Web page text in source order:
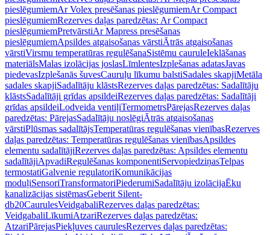
pieslēgumiemAr Volex presēšanas pieslēgumiemAr Compact
pieslēgumiemRezerves daļas paredzētas: Ar Compact
pieslēgumiemPretvārstiAr Mapress presēšanas
pieslēgumiemApsildes atgaisošanas vārstiĀtrās atgaisošanas
vārstiVirsmu temperatūras regulēšanaSistēmu cauruleIeklāšanas
materiālsMalas izolācijas joslasLīmlentesIzplešanas adatasJavas
piedevasIzplešanās šuvesCauruļu līkumu balstiSadales skapjiMetāla
sadales skapjiSadalītāju klāstsRezerves daļas paredzētas: Sadalītāju
klāstsSadalītāji grīdas apsildeiRezerves daļas paredzētas: Sadalītāji
grīdas apsildeiLodveida ventiļiTermometrsPārejasRezerves daļas
paredzētas: PārejasSadalītāju noslēgiĀtrās atgaisošanas
vārstiPlūsmas sadalītājsTemperatūras regulēšanas vienībasRezerves
daļas paredzētas: Temperatūras regulēšanas vienībasApsildes
elementu sadalītājiRezerves daļas paredzētas: Apsildes elementu
sadalītājiApvadiRegulēšanas komponentiServopiedziņasTelpas
termostatiGalvenie regulatoriKomunikācijas
moduļiSensoriTransformatoriPiederumiSadalītāju izolācijaĒku
kanalizācijas sistēmasGeberit Silent-
db20CaurulesVeidgabaliRezerves daļas paredzētas:
VeidgabaliLīkumiAtzariRezerves daļas paredzētas:
AtzariPārejasPiekļuves caurulesRezerves daļas paredzētas: